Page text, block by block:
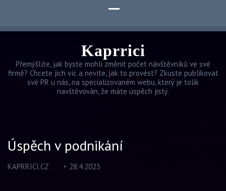
Kaprrici
Přemýšlíte, jak byste mohli změnit počet návštěvníků ve své
firmě? Chcete jich víc a nevíte, jak to provést? Zkuste publikovat
své PR u nás, na specializovaném webu, který je tolik
navštěvován, že máte úspěch jistý.
Úspěch v podnikání
KAPRRICI.CZ 28.4.2023